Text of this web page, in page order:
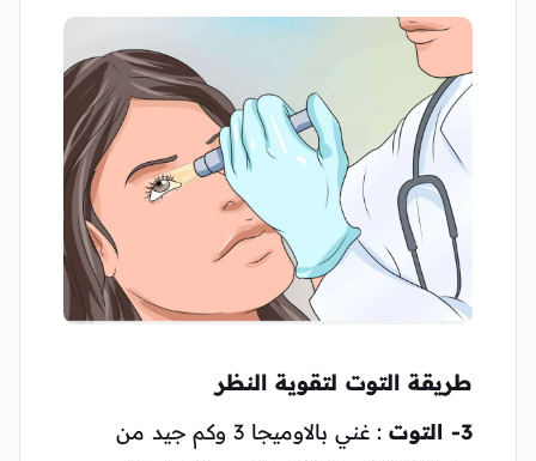
طريقة التوت لتقوية النظر
3- التوت
: غني بالاوميجا 3 وكم جيد من